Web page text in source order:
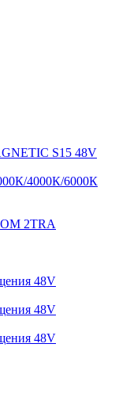
S15 48V
4000К/6000К
2TRA
48V
48V
48V